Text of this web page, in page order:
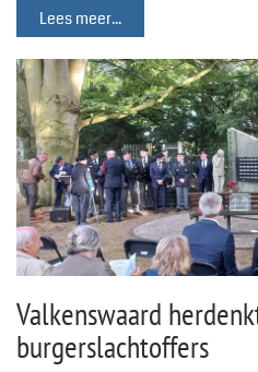
Lees meer...
Valkenswaard
burgerslachtoffers